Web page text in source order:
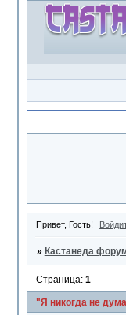
Привет, Гость!
» Кастанеда
"Я никогда не
Страница: 1